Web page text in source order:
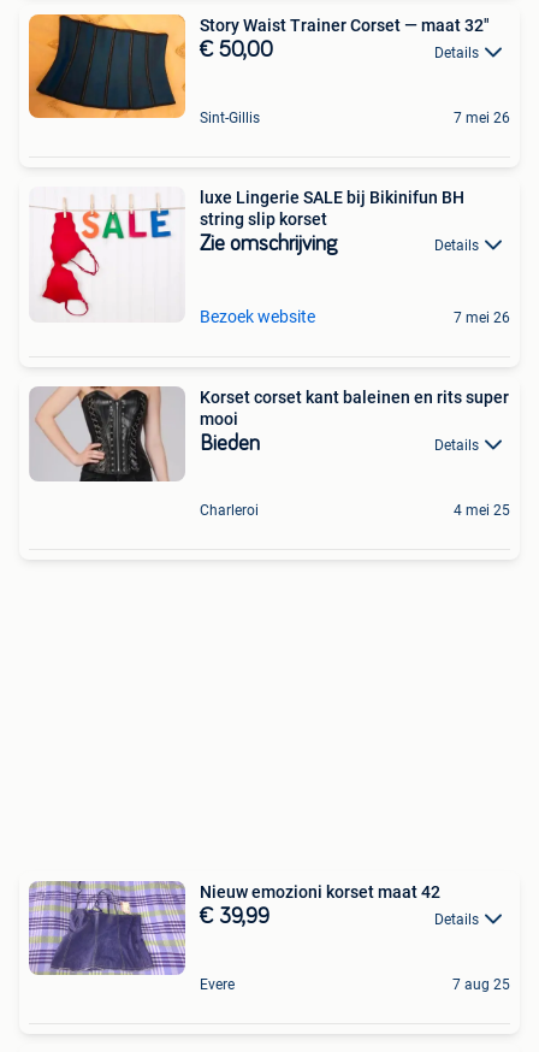
Story Waist Trainer Corset — maat 32"
€ 50,00 Details
Sint-Gillis 7 mei 26
luxe Lingerie SALE bij Bikinifun BH
string slip korset
Zie omschrijving Details
Bezoek website 7 mei 26
Korset corset kant baleinen en rits super
mooi
Bieden Details
Charleroi 4 mei 25
Nieuw emozioni korset maat 42
€ 39,99 Details
Evere 7 aug 25